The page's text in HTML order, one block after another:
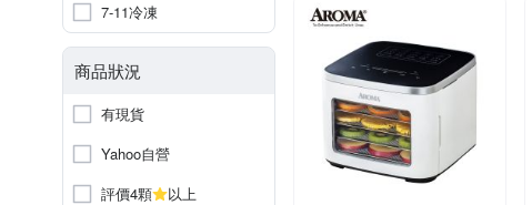
7-11冷凍
商品狀況
有現貨
Yahoo自營
評價4顆
以上